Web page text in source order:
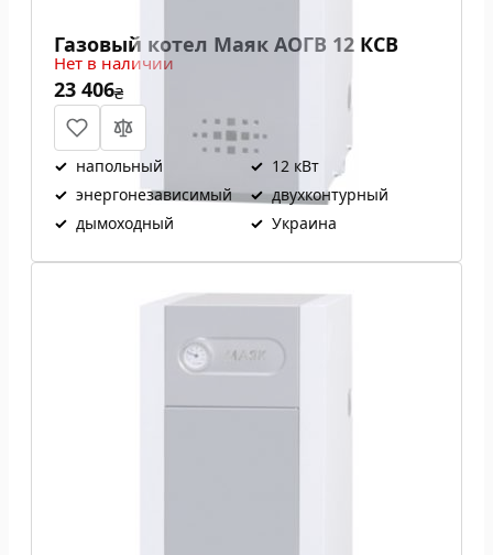
Газовый котел Маяк АОГВ 12 КСВ
Нет в наличии
23 406₴
✓ напольный ✓ 12 кВт
✓ энергонезависимый ✓ двухконтурный
✓ дымоходный ✓ Украина